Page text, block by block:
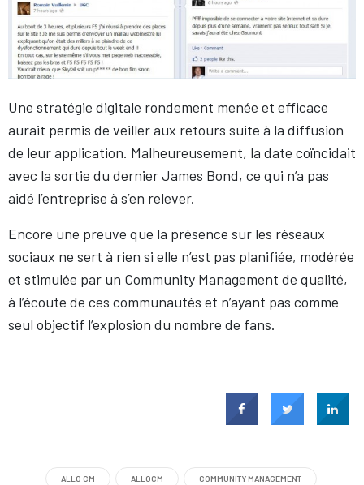
Une stratégie digitale rondement menée et efficace
aurait permis de veiller aux retours suite à la diffusion
de leur application. Malheureusement, la date coïncidait
avec la sortie du dernier James Bond, ce qui n’a pas
aidé l’entreprise à s’en relever.
Encore une preuve que la présence sur les réseaux
sociaux ne sert à rien si elle n’est pas planifiée, modérée
et stimulée par un Community Management de qualité,
à l’écoute de ces communautés et n’ayant pas comme
seul objectif l’explosion du nombre de fans.
ALLO CM ALLOCM COMMUNITY MANAGEMENT